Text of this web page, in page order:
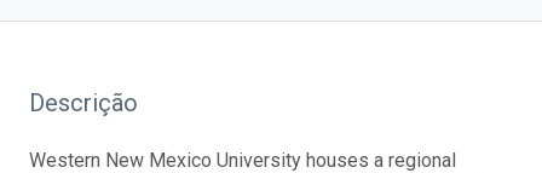
Descrição
Western New Mexico University houses a regional